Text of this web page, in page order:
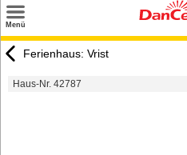
Menü
Urlaubsziele
Ferienhaus: Vrist
Haus-Nr. 42787